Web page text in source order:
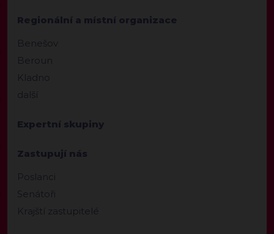
Regionální a místní organizace
Benešov
Beroun
Kladno
další
Expertní skupiny
Zastupují nás
Poslanci
Senátoři
Krajští zastupitelé